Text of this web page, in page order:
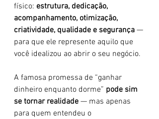
físico: estrutura, dedicação,
acompanhamento, otimização,
criatividade, qualidade e segurança —
para que ele represente aquilo que
você idealizou ao abrir o seu negócio.
A famosa promessa de “ganhar
dinheiro enquanto dorme” pode sim
se tornar realidade — mas apenas
para quem entendeu o